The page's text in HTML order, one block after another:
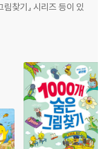
찾기』 시리즈 등이 있